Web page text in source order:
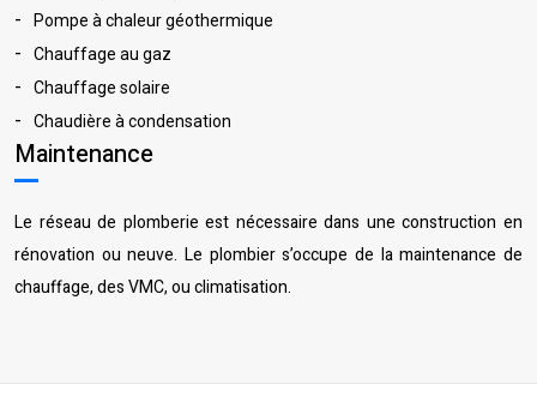
Pompe à chaleur géothermique
Chauffage au gaz
Chauffage solaire
Chaudière à condensation
Maintenance
Le réseau de plomberie est nécessaire dans une construction en
rénovation ou neuve. Le plombier s’occupe de la maintenance de
chauffage, des VMC, ou climatisation.